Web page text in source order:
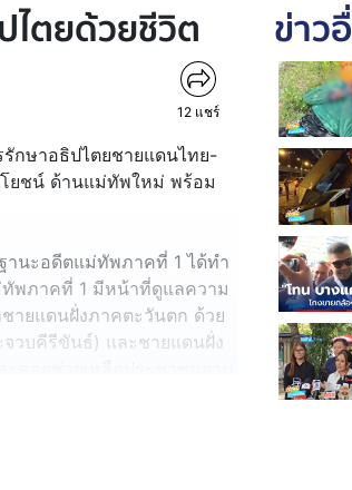
ไตยด้วยชีวิต
12 แชร์
กษาอธิปไตยชายแดนไทย-
โยชน์ ด้านแม่ทัพใหม่ พร้อม
นะอดีตแม่ทัพภาคที่ 1 ได้ทำ
พภาคที่ 1 มีหน้าที่ดูแลความ
ายแดนฝั่งภาคตะวันตก ด้วย
วบคีรีขันธ์) และชายแดนฝั่ง
ข่าว